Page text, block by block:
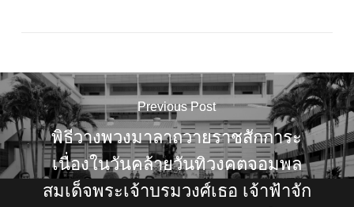
Previous Post
พิธีวางพวงมาลาถวายราชสักการะ
เนื่องในวันคล้ายวันทิวงคตจอมพล
สมเด็จพระเจ้าบรมวงศ์เธอ เจ้าฟ้าจัก